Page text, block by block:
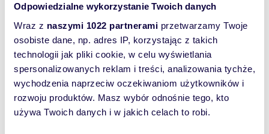
Odpowiedzialne wykorzystanie Twoich danych
Wraz z naszymi 1022 partnerami przetwarzamy Twoje
osobiste dane, np. adres IP, korzystając z takich
technologii jak pliki cookie, w celu wyświetlania
spersonalizowanych reklam i treści, analizowania tychże,
wychodzenia naprzeciw oczekiwaniom użytkowników i
rozwoju produktów. Masz wybór odnośnie tego, kto
używa Twoich danych i w jakich celach to robi.